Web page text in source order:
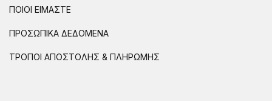
ΠΟΙΟΙ ΕΙΜΑΣΤΕ
ΠΡΟΣΩΠΙΚΑ ΔΕΔΟΜΕΝΑ
ΤΡΟΠΟΙ ΑΠΟΣΤΟΛΗΣ & ΠΛΗΡΩΜΗΣ